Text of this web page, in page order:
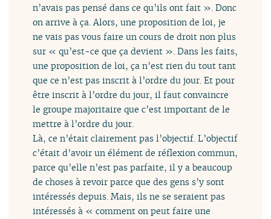
n’avais pas pensé dans ce qu’ils ont fait ». Donc
on arrive à ça. Alors, une proposition de loi, je
ne vais pas vous faire un cours de droit non plus
sur « qu’est-ce que ça devient ». Dans les faits,
une proposition de loi, ça n’est rien du tout tant
que ce n’est pas inscrit à l’ordre du jour. Et pour
être inscrit à l’ordre du jour, il faut convaincre
le groupe majoritaire que c’est important de le
mettre à l’ordre du jour.
Là, ce n’était clairement pas l’objectif. L’objectif
c’était d’avoir un élément de réflexion commun,
parce qu’elle n’est pas parfaite, il y a beaucoup
de choses à revoir parce que des gens s’y sont
intéressés depuis. Mais, ils ne se seraient pas
intéressés à « comment on peut faire une